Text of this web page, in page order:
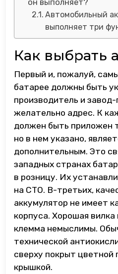
он выполняет?
Автомобильный
выполняет три
Как выбрать
Первый и, пожалуй,
батарее должны быть
производитель и
желательно адрес. К
должен быть приложен
но в нем указано,
дополнительным. Это
западных странах
в розницу. Их
на СТО. В-третьих,
аккумулятор не имеет
корпуса. Хорошая вилка
клемма немыслимы.
технической
сверху покрыт цветной
крышкой.